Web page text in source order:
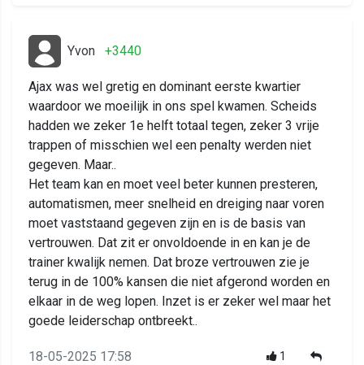
Yvon +3440
Ajax was wel gretig en dominant eerste kwartier
waardoor we moeilijk in ons spel kwamen. Scheids
hadden we zeker 1e helft totaal tegen, zeker 3 vrije
trappen of misschien wel een penalty werden niet
gegeven. Maar..
Het team kan en moet veel beter kunnen presteren,
automatismen, meer snelheid en dreiging naar voren
moet vaststaand gegeven zijn en is de basis van
vertrouwen. Dat zit er onvoldoende in en kan je de
trainer kwalijk nemen. Dat broze vertrouwen zie je
terug in de 100% kansen die niet afgerond worden en
elkaar in de weg lopen. Inzet is er zeker wel maar het
goede leiderschap ontbreekt..
18-05-2025 17:58 1